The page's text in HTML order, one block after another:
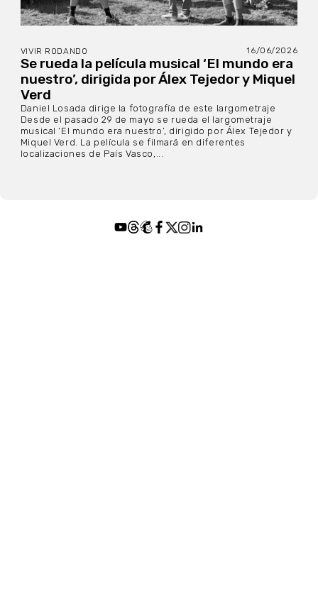
VIVIR RODANDO 16/06/2026
Se rueda la película musical ‘El mundo era
nuestro’, dirigida por Álex Tejedor y Miquel
Verd
Daniel Losada dirige la fotografía de este largometraje
Desde el pasado 29 de mayo se rueda el largometraje
musical ‘El mundo era nuestro’, dirigido por Álex Tejedor y
Miquel Verd. La película se filmará en diferentes
localizaciones de País Vasco,...